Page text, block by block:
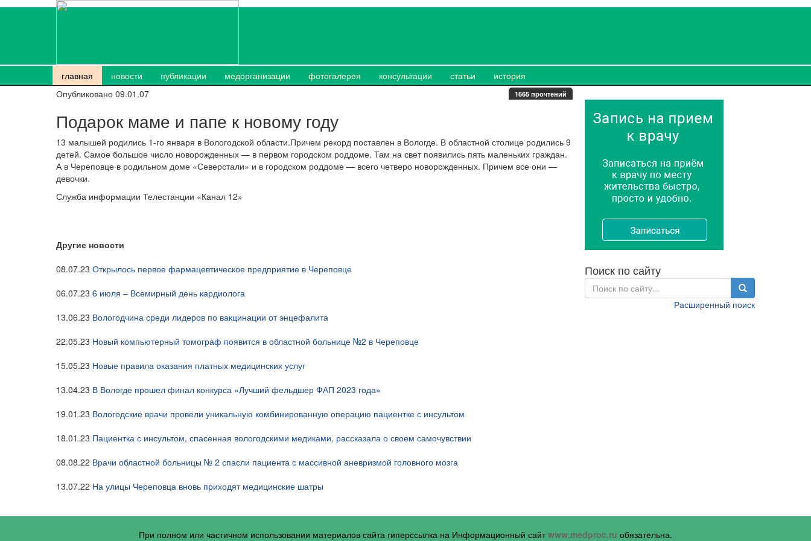
главная новости публикации медорганизации фотогалерея консультации статьи
история
Опубликовано 09.01.07
1665 прочтений
Подарок маме и папе к новому году
13 малышей родились 1-го января в Вологодской области.Причем рекорд поставлен в Вологде. В областной столице родились 9
детей. Самое большое число новорожденных — в первом городском роддоме. Там на свет появились пять маленьких граждан.
А в Череповце в родильном доме «Северстали» и в городском роддоме — всего четверо новорожденных. Причем все они —
девочки.
Служба информации Телестанции «Канал 12»
Другие новости
08.07.23 Открылось первое фармацевтическое предприятие в Череповце
06.07.23 6 июля – Всемирный день кардиолога
13.06.23 Вологодчина среди лидеров по вакцинации от энцефалита
22.05.23 Новый компьютерный томограф появится в областной больнице №2 в Череповце
15.05.23 Новые правила оказания платных медицинских услуг
13.04.23 В Вологде прошел финал конкурса «Лучший фельдшер ФАП 2023 года»
19.01.23 Вологодские врачи провели уникальную комбинированную операцию пациентке с инсультом
18.01.23 Пациентка с инсультом, спасенная вологодскими медиками, рассказала о своем самочувствии
08.08.22 Врачи областной больницы № 2 спасли пациента с массивной аневризмой головного мозга
13.07.22 На улицы Череповца вновь приходят медицинские шатры
Поиск по сайту
Расширенный поиск
При полном или частичном использовании материалов сайта гиперссылка на Информационный сайтwww.medproc.ru обязательна.